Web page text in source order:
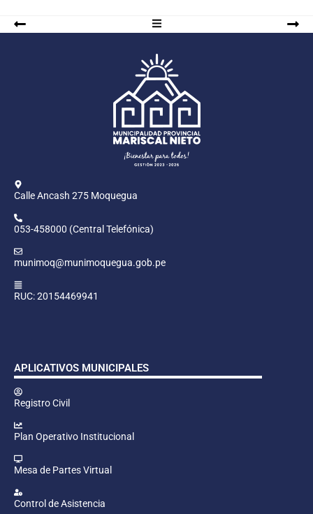
Calle Ancash 275 Moquegua
053-458000 (Central Telefónica)
munimoq@munimoquegua.gob.pe
RUC: 20154469941
APLICATIVOS MUNICIPALES
Registro Civil
Plan Operativo Institucional
Mesa de Partes Virtual
Control de Asistencia